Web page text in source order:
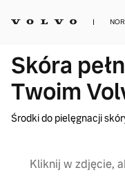
Skóra
Twoim
Środki do pielęgnacji
Kliknij w zdjęcie,